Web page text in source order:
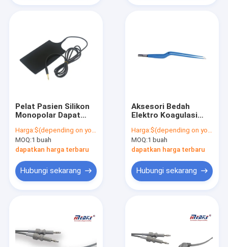
Kabel ekstensi SPO2
Kabel Mesin EKG
Aksesori EKG
Manset NIBP
Pemeriksaan Suhu Medis
Aksesori Bedah Listrik
EKG Perekam Holter
Pelat Pasien Silikon
Monopolar Dapat
Dengan Kabel Bedah
Elektro
Harga:$(depending on your order qty)
MOQ:1 buah
dapatkan harga terbaru
Hubungi sekarang
Aksesori Bedah
Elektro Koagulasi
Dapat Digunakan
Kembali
Harga:$(depending on your order qty)
MOQ:1 buah
dapatkan harga terbaru
Hubungi sekarang